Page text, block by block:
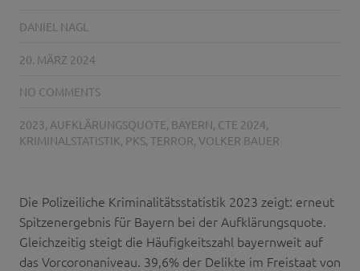
DANIEL NAGL
20. MÄRZ 2024
NO COMMENTS
2023, AUFKLÄRUNGSQUOTE, BAYERN, CTE 2024,
KRIMINALSTATISTIK, PKS, TERROR, VOLKER BAUER
Die Polizeiliche Kriminalitätsstatistik 2023 zeigt: erneut
Spitzenergebnis für Bayern bei der Aufklärungsquote.
Gleichzeitig steigt die Häufigkeitszahl bayernweit auf
das Vorcoronaniveau. 39,6% der Delikte im Freistaat von